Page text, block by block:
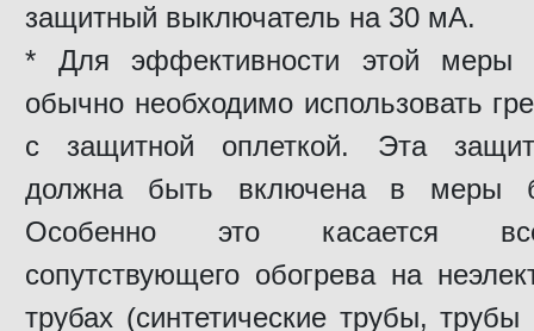
защитный выключатель на 30 мА.
* Для эффективности этой меры
обычно необходимо использовать
с защитной оплеткой. Эта
должна быть включена в меры
Особенно это касается
сопутствующего обогрева на
трубах (синтетические трубы,